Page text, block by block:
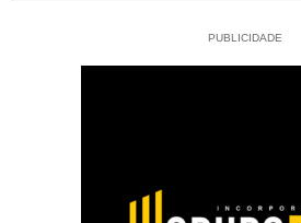
PUBLICIDADE